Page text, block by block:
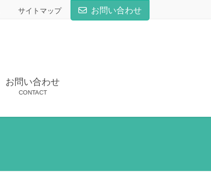
サイトマップ お問い合わせ
お問い合わせ
CONTACT